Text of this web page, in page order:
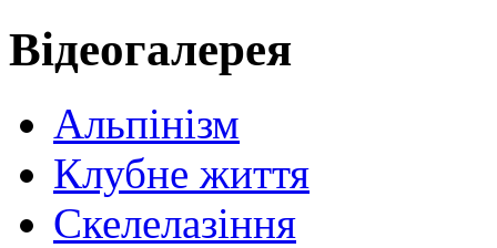
Відеогалерея
Альпінізм
Клубне життя
Скелелазіння